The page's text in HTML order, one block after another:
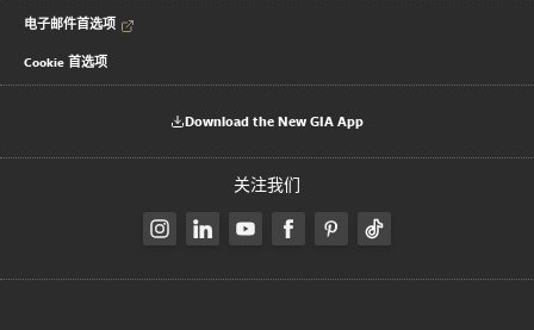
电子邮件首选项
Cookie 首选项
Download the New GIA App
关注我们